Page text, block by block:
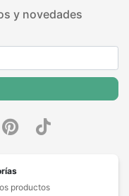
y novedades
productos